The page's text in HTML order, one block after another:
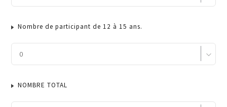
Nombre de participant de 12 à 15 ans.
NOMBRE TOTAL